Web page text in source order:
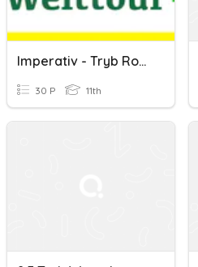
Imperativ - Tryb Rozkazujący - Teil 2
30 P 11th